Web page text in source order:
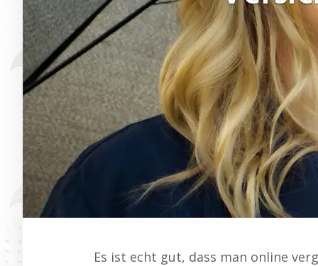
Es ist echt gut, dass man online